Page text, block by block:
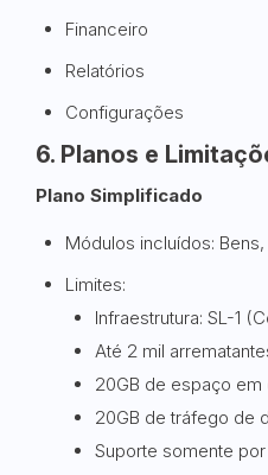
Financeiro
Relatórios
Configurações
6. Planos e
Plano Simplificado
Módulos incluídos:
Limites:
Infraestrutura: SL-1
Até 2 mil
20GB de espaço em
20GB de tráfego de
Suporte somente